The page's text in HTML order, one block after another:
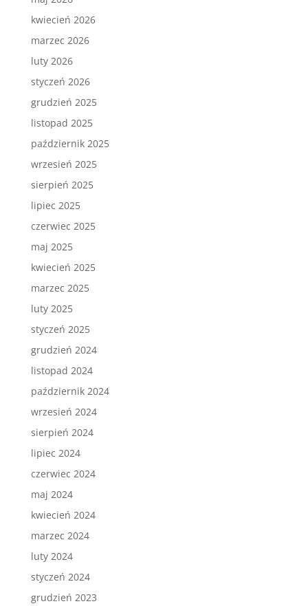
kwiecień 2026
marzec 2026
luty 2026
styczeń 2026
grudzień 2025
listopad 2025
październik 2025
wrzesień 2025
sierpień 2025
lipiec 2025
czerwiec 2025
maj 2025
kwiecień 2025
marzec 2025
luty 2025
styczeń 2025
grudzień 2024
listopad 2024
październik 2024
wrzesień 2024
sierpień 2024
lipiec 2024
czerwiec 2024
maj 2024
kwiecień 2024
marzec 2024
luty 2024
styczeń 2024
grudzień 2023